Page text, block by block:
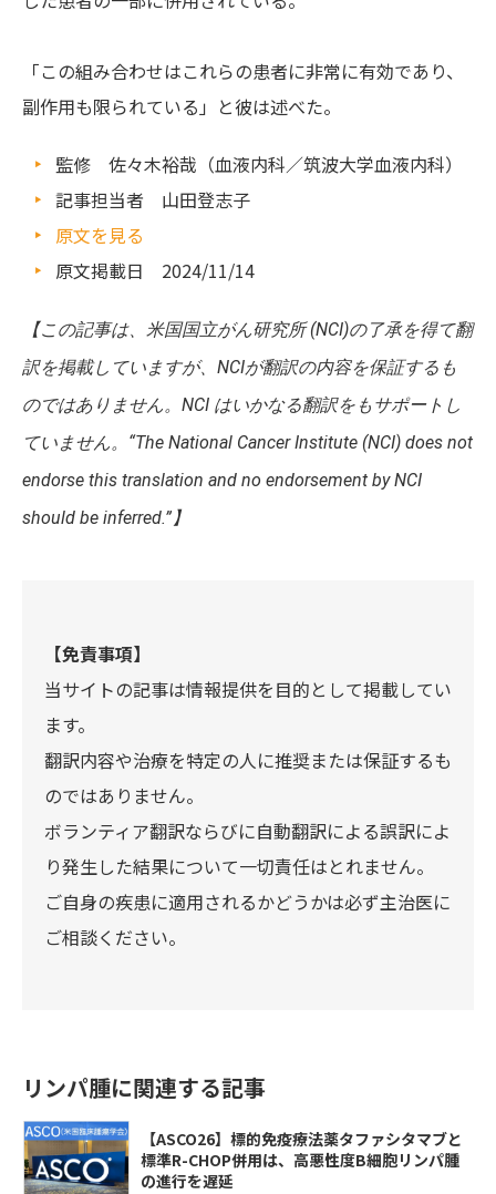
「この組み合わせはこれらの患者に非常に有効であり、
副作用も限られている」と彼は述べた。
監修 佐々木裕哉（血液内科／筑波大学血液内科）
記事担当者 山田登志子
原文を見る
原文掲載日 2024/11/14
【この記事は、米国国立がん研究所 (NCI)の了承を得て翻
訳を掲載していますが、NCIが翻訳の内容を保証するも
のではありません。NCI はいかなる翻訳をもサポートし
ていません。“The National Cancer Institute (NCI) does not
endorse this translation and no endorsement by NCI
should be inferred.”】
【免責事項】
当サイトの記事は情報提供を目的として掲載してい
ます。
翻訳内容や治療を特定の人に推奨または保証するも
のではありません。
ボランティア翻訳ならびに自動翻訳による誤訳によ
り発生した結果について一切責任はとれません。
ご自身の疾患に適用されるかどうかは必ず主治医に
ご相談ください。
リンパ腫に関連する記事
【ASCO26】標的免疫療法薬タファシタマブと
標準R-CHOP併用は、高悪性度B細胞リンパ腫
の進行を遅延